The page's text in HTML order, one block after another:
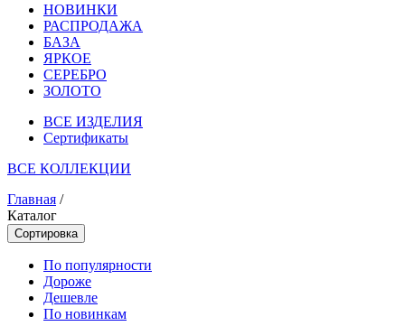
НОВИНКИ
РАСПРОДАЖА
БАЗА
ЯРКОЕ
СЕРЕБРО
ЗОЛОТО
ВСЕ ИЗДЕЛИЯ
Сертификаты
ВСЕ КОЛЛЕКЦИИ
Главная /
Каталог
Сортировка
По популярности
Дороже
Дешевле
По новинкам